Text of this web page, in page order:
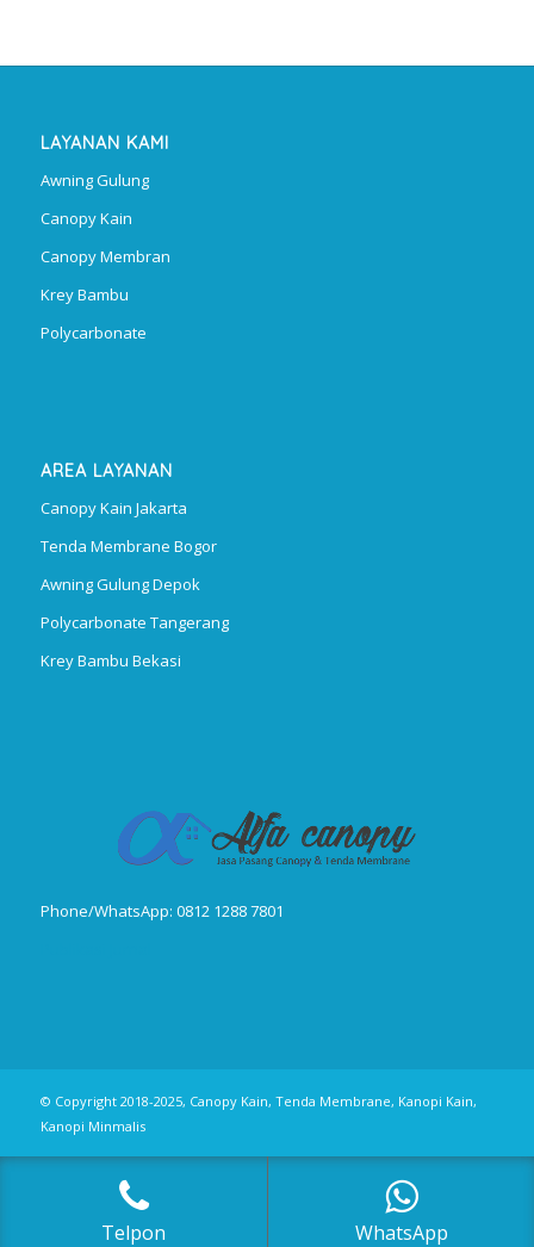
LAYANAN KAMI
Awning Gulung
Canopy Kain
Canopy Membran
Krey Bambu
Polycarbonate
AREA LAYANAN
Canopy Kain Jakarta
Tenda Membrane Bogor
Awning Gulung Depok
Polycarbonate Tangerang
Krey Bambu Bekasi
Phone/WhatsApp: 0812 1288 7801
© Copyright 2018-2025, Canopy Kain, Tenda Membrane, Kanopi Kain,
Kanopi Minmalis
Telpon WhatsApp